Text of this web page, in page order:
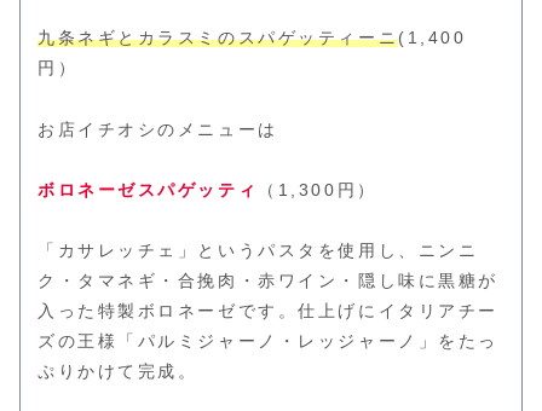
九条ネギとカラスミのスパゲッティーニ(1,400
円）
お店イチオシのメニューは
ボロネーゼスパゲッティ （1,300円）
「カサレッチェ」というパスタを使用し、ニンニ
ク・タマネギ・合挽肉・赤ワイン・隠し味に黒糖が
入った特製ボロネーゼです。仕上げにイタリアチー
ズの王様「パルミジャーノ・レッジャーノ」をたっ
ぷりかけて完成。